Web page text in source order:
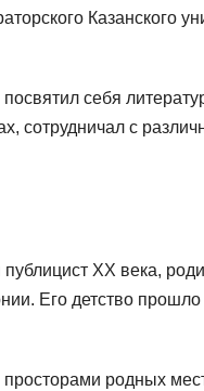
Казанского
себя
сотрудничал с
XX века,
Его детство
родных